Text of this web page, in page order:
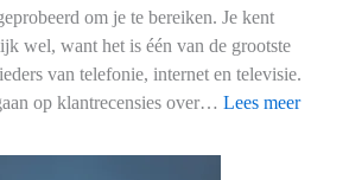
om je te bereiken. Je kent
wel, want het is één van de grootste
van telefonie, internet en televisie.
op klantrecensies over… Lees meer: